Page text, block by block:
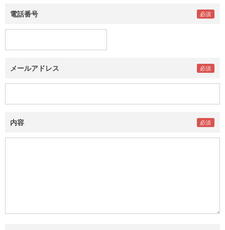
電話番号
メールアドレス
内容